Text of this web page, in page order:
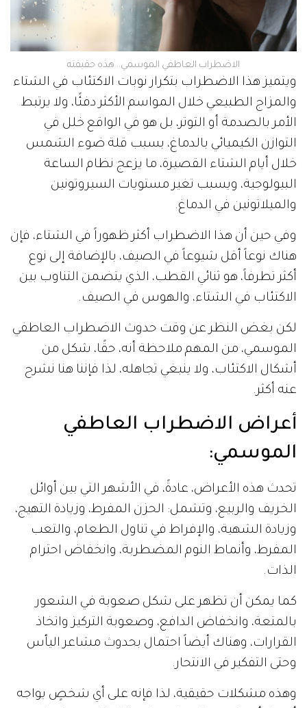
الاضطراب العاطفي الموسمي.. هذه حقيقته
ويتميز هذا الاضطراب بتكرار نوبات الاكتئاب في الشتاء
والمزاج الطبيعي خلال المواسم الأكثر دفئًا، ولا يرتبط
الأمر بالصدمة أو التوتر، بل هو في الواقع خلل في
التوازن الكيميائي بالدماغ، بسبب قلة ضوء الشمس
خلال أيام الشتاء القصيرة، ما يزعج نظام الساعة
البيولوجية، ويسبب تغير مستويات السيروتونين
والميلاتونين في الدماغ.
وفي حين أن هذا الاضطراب أكثر ظهوراً في الشتاء، فإن
هناك نوعاً أقل شيوعاً في الصيف، بالإضافة إلى نوع
أكثر تطرفاً، هو ثنائي القطب، الذي يتضمن التناوب بين
الاكتئاب في الشتاء، والهوس في الصيف.
لكن بغض النظر عن وقت حدوث الاضطراب العاطفي
الموسمي، من المهم ملاحظة أنه، حقًا، شكل من
أشكال الاكتئاب، ولا ينبغي تجاهله، لذا فإننا هنا نشرح
عنه أكثر.
أعراض الاضطراب العاطفي
الموسمي:
تحدث هذه الأعراض، عادةً، في الأشهر التي بين أوائل
الخريف والربيع، وتشمل: الحزن المفرط، وزيادة التهيج،
وزيادة الشهية، والإفراط في تناول الطعام، والتعب
المفرط، وأنماط النوم المضطربة، وانخفاض احترام
الذات.
كما يمكن أن تظهر على شكل صعوبة في الشعور
بالمتعة، وانخفاض الدافع، وصعوبة التركيز واتخاذ
القرارات، وهناك أيضاً احتمال بحدوث مشاعر اليأس
وحتى التفكير في الانتحار.
وهذه مشكلات حقيقية، لذا فإنه على أي شخصٍ يواجه